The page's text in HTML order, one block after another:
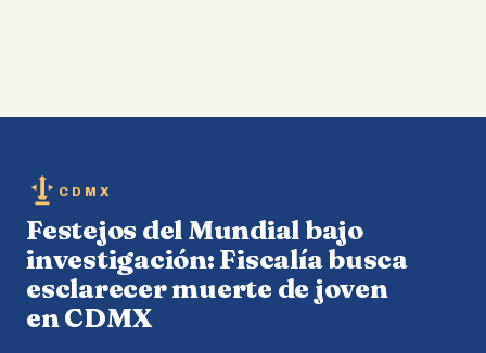
CDMX
Festejos del Mundial bajo
investigación: Fiscalía busca
esclarecer muerte de joven
en CDMX